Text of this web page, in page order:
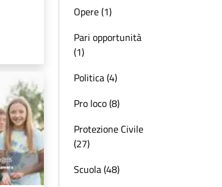
Opere (1)
Pari opportunità
(1)
Politica (4)
Pro loco (8)
Protezione Civile
(27)
Scuola (48)